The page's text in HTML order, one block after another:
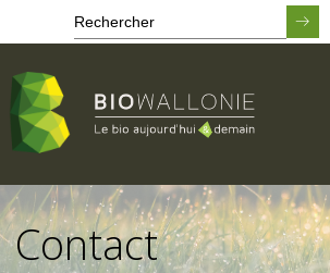
Passer
au
contenu
principal
Contact